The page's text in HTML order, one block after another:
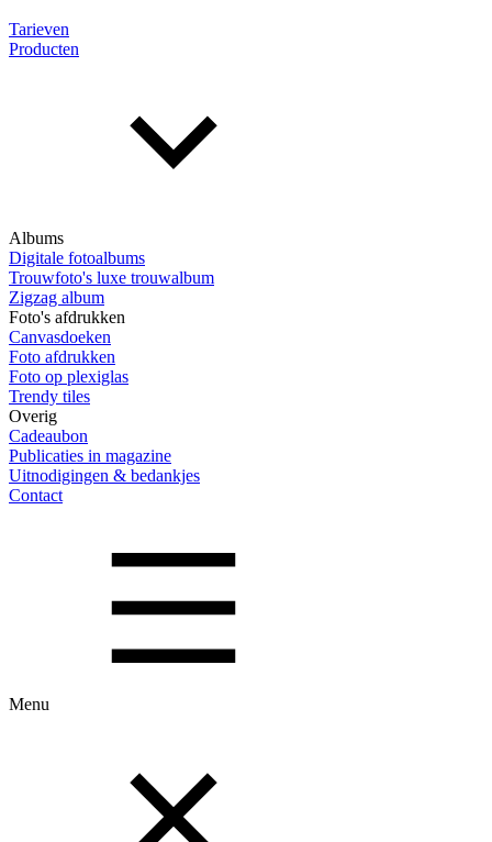
Tarieven
Producten
Albums
Digitale fotoalbums
Trouwfoto's luxe trouwalbum
Zigzag album
Foto's afdrukken
Canvasdoeken
Foto afdrukken
Foto op plexiglas
Trendy tiles
Overig
Cadeaubon
Publicaties in magazine
Uitnodigingen & bedankjes
Contact
Menu